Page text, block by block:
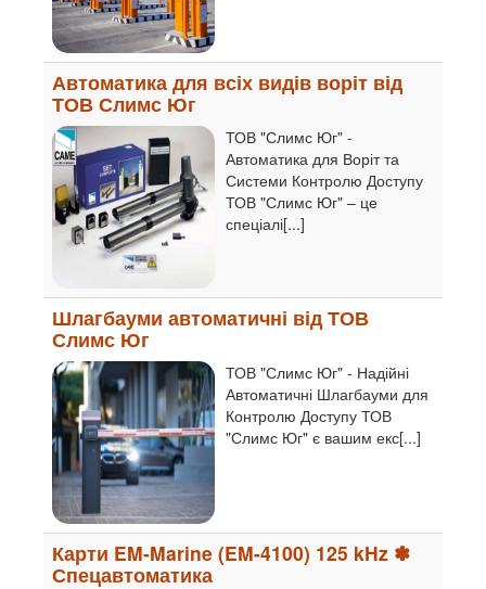
Автоматика для всіх видів воріт від
ТОВ Слимс Юг
ТОВ "Слимс Юг" -
Автоматика для Воріт та
Системи Контролю Доступу
ТОВ "Слимс Юг" – це
спеціалі[...]
Шлагбауми автоматичні від ТОВ
Слимс Юг
ТОВ "Слимс Юг" - Надійні
Автоматичні Шлагбауми для
Контролю Доступу ТОВ
"Слимс Юг" є вашим екс[...]
Карти EM-Marine (EM-4100) 125 kHz ✽
Спецавтоматика